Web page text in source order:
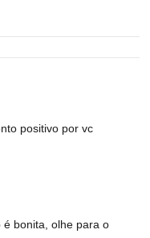
positivo por vc
é bonita, olhe para o